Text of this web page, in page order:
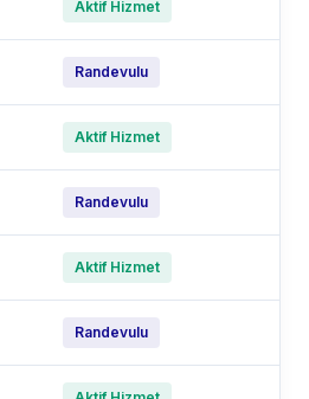
Aktif Hizmet
Randevulu
Aktif Hizmet
Randevulu
Aktif Hizmet
Randevulu